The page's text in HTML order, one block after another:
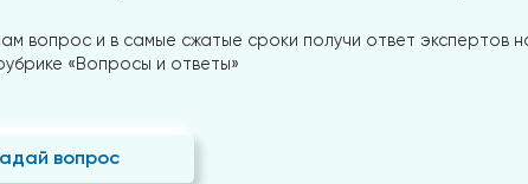
вопрос и в самые сжатые сроки получи ответ экспертов
«Вопросы и ответы»
вопрос